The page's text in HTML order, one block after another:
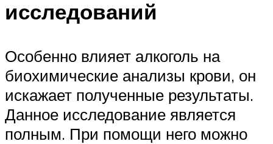
исследований
Особенно влияет алкоголь на
биохимические анализы крови, он
искажает полученные результаты.
Данное исследование является
полным. При помощи него можно